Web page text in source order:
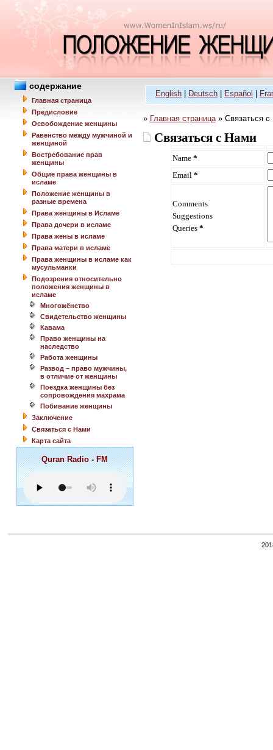
содержание
Главная страница
Предисловие
Освобождение женщины
Равенство между мужчиной и
женщиной
Востребование прав
женщины
Общие права женщины в
исламе
Положение женщины в
разные времена
Права женщины в Исламе
Права дочери в исламе
Права жены в исламе
Права матери в исламе
Права женщины в исламе как
мусульманки
Подозрения относительно
положения женщины в
исламе
Многожёнство
Свидетельство женщины
Кавама
Право женщины на
наследство
Работа женщины
Развод – право мужчины,
в отличие от женщины
Поездка женщины без
сопровождения махрама
Побивание женщины
Заключение
Связаться с Нами
Карта сайта
Quran Radio - FM
English|Deutsch|Español|
» Главная страница» Связаться с
Связаться с Нами
Name *
Email *
Comments
Suggestions
Queries *